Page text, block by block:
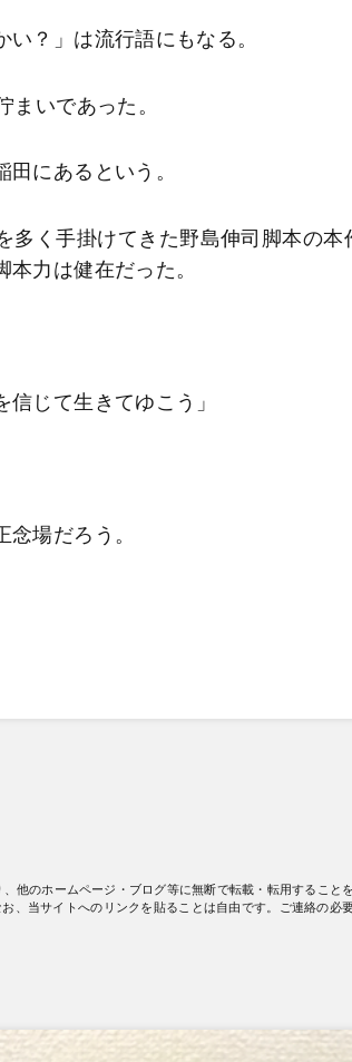
？」は流行語にもなる。
いであった。
にあるという。
多く手掛けてきた野島伸司脚本の本
力は健在だった。
じて生きてゆこう」
場だろう。
他のホームページ・ブログ等に無断で転載・転用すること
、当サイトへのリンクを貼ることは自由です。ご連絡の必